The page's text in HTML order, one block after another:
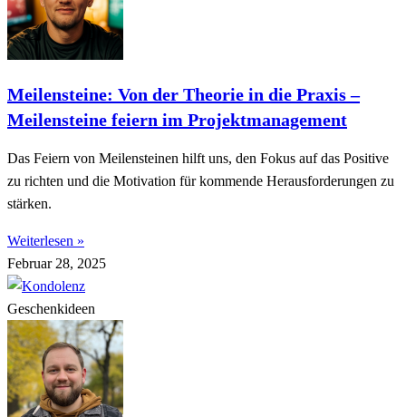
Meilensteine: Von der Theorie in die Praxis –
Meilensteine feiern im Projektmanagement
Das Feiern von Meilensteinen hilft uns, den Fokus auf das Positive
zu richten und die Motivation für kommende Herausforderungen zu
stärken.
Weiterlesen »
Februar 28, 2025
Geschenkideen